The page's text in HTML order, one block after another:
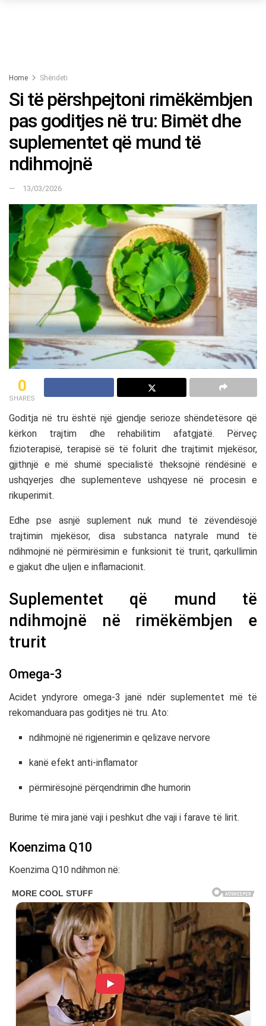
Home Shëndeti
Si të përshpejtoni rimëkëmbjen
pas goditjes në tru: Bimët dhe
suplementet që mund të
ndihmojnë
13/03/2026
0
SHARES
Goditja në tru është një gjendje serioze shëndetësore që
kërkon trajtim dhe rehabilitim afatgjatë. Përveç
fizioterapisë, terapisë së të folurit dhe trajtimit mjekësor,
gjithnjë e më shumë specialistë theksojnë rëndësinë e
ushqyerjes dhe suplementeve ushqyese në procesin e
rikuperimit.
Edhe pse asnjë suplement nuk mund të zëvendësojë
trajtimin mjekësor, disa substanca natyrale mund të
ndihmojnë në përmirësimin e funksionit të trurit, qarkullimin
e gjakut dhe uljen e inflamacionit.
Suplementet që mund të
ndihmojnë në rimëkëmbjen e
trurit
Omega-3
Acidet yndyrore omega-3 janë ndër suplementet më të
rekomanduara pas goditjes në tru. Ato:
ndihmojnë në rigjenerimin e qelizave nervore
kanë efekt anti-inflamator
përmirësojnë përqendrimin dhe humorin
Burime të mira janë vaji i peshkut dhe vaji i farave të lirit.
Koenzima Q10
Koenzima Q10 ndihmon në: